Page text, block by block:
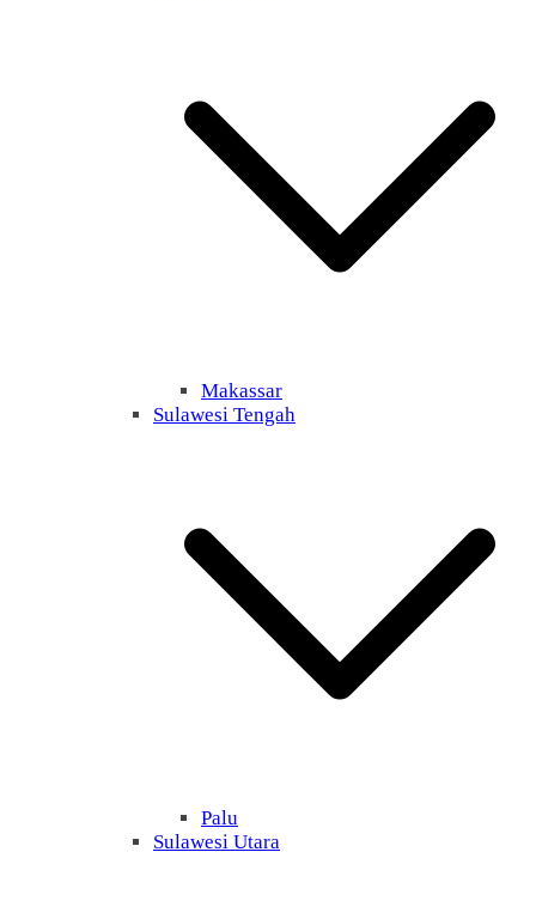
Makassar
Sulawesi Tengah
Palu
Sulawesi Utara